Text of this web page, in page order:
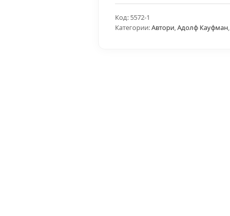
Код: 5572-1
Категории:Автори,Адолф Кауфман,